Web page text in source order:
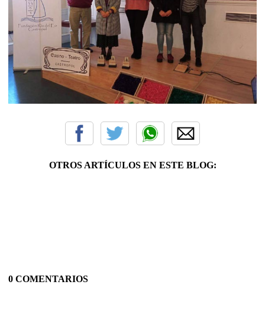
OTROS ARTÍCULOS EN ESTE BLOG:
0 COMENTARIOS